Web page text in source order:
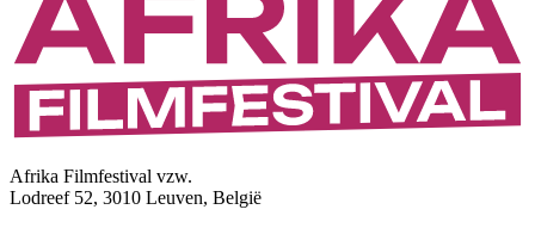
Afrika Filmfestival vzw.
Lodreef 52, 3010 Leuven, België